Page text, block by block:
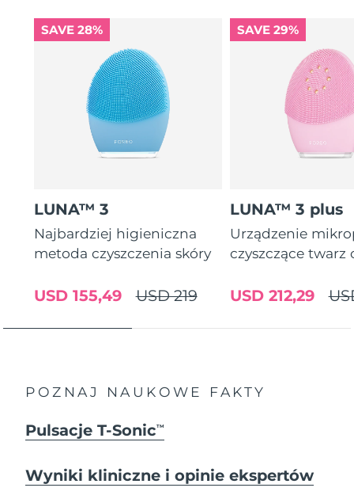
SAVE 28%
LUNA™ 3
Najbardziej higieniczna
metoda czyszczenia skóry
USD 219
USD 155,49
SAVE 29%
LUNA™ 3 plus
Urządzenie
czyszczące twarz
USD 212,29
POZNAJ NAUKOWE FAKTY
Pulsacje T-SonicTM
Wyniki kliniczne i opinie ekspertów